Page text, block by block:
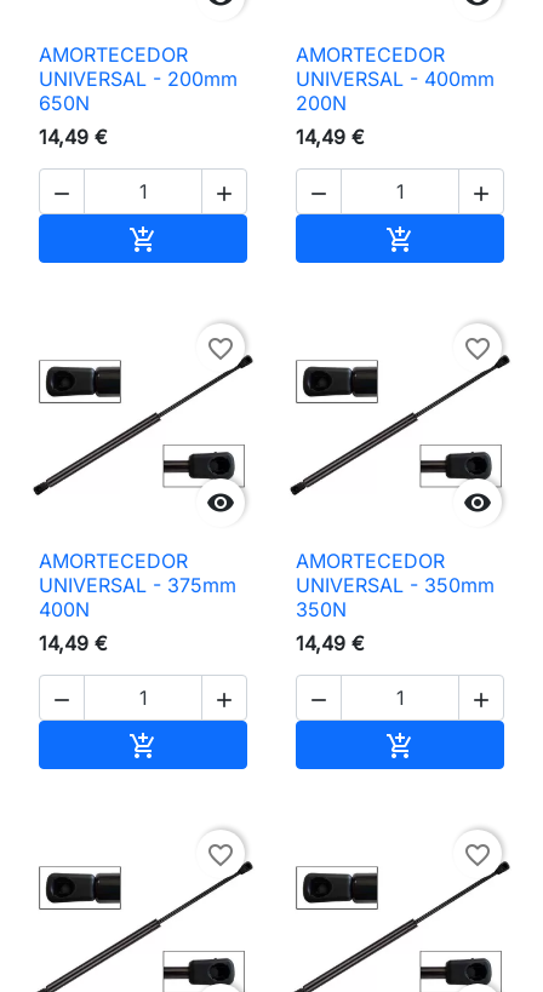
AMORTECEDOR
UNIVERSAL - 200mm
650N
14,49 €
 

AMORTECEDOR
UNIVERSAL - 400mm
200N
14,49 €
 


favorite_border
AMORTECEDOR
UNIVERSAL - 375mm
400N
14,49 €
 


favorite_border
AMORTECEDOR
UNIVERSAL - 350mm
350N
14,49 €
 

favorite_border favorite_border